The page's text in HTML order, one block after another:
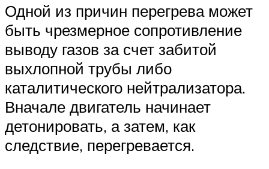
Одной из причин перегрева может
быть чрезмерное сопротивление
выводу газов за счет забитой
выхлопной трубы либо
каталитического нейтрализатора.
Вначале двигатель начинает
детонировать, а затем, как
следствие, перегревается.